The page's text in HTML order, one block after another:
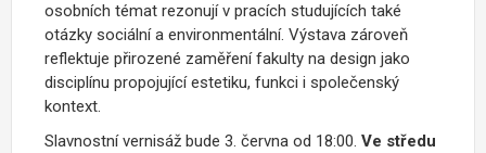
osobních témat rezonují v pracích studujících také
otázky sociální a environmentální. Výstava zároveň
reflektuje přirozené zaměření fakulty na design jako
disciplínu propojující estetiku, funkci i společenský
kontext.
Slavnostní vernisáž bude 3. června od 18:00. Ve středu